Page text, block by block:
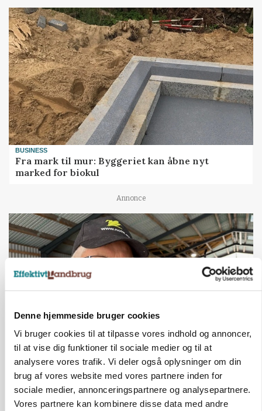
Denne hjemmeside bruger cookies
Vi bruger cookies til at tilpasse vores indhold og annoncer,
til at vise dig funktioner til sociale medier og til at
analysere vores trafik. Vi deler også oplysninger om din
brug af vores website med vores partnere inden for
sociale medier, annonceringspartnere og analysepartnere.
Vores partnere kan kombinere disse data med andre
BUSINESS
Fra mark til mur: Byggeriet kan åbne nyt
marked for biokul
Annonce
»Nu stopper I«: Landbrugsdebattør og
protestgruppe vil demonstrere mod ny
gødskningslov